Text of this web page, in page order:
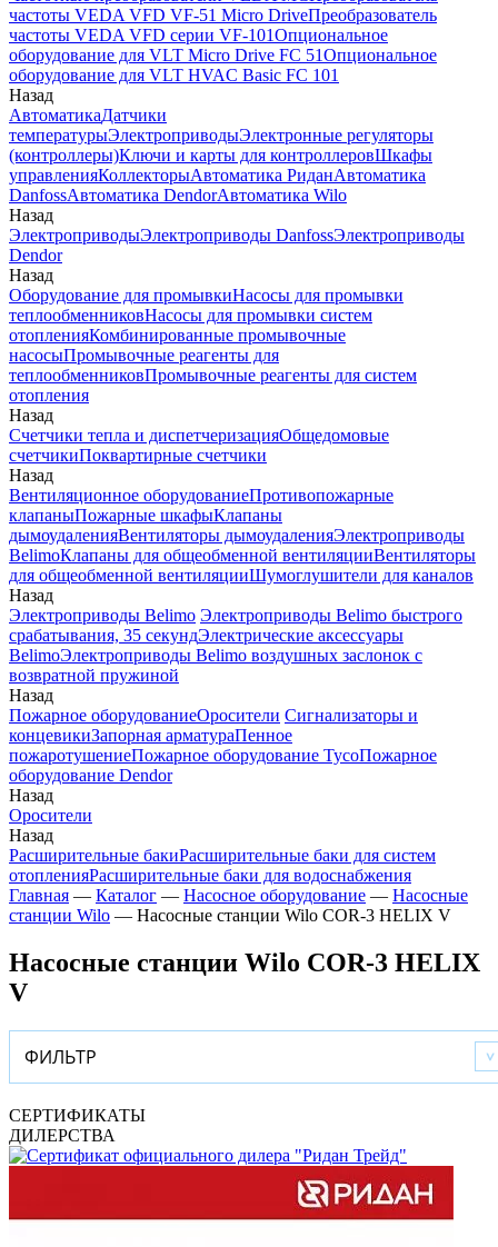
частоты VEDA VFD VF-51 Micro DriveПреобразователь
частоты VEDA VFD серии VF-101Опциональное
оборудование для VLT Micro Drive FC 51Опциональное
оборудование для VLT HVAC Basic FC 101
Назад
АвтоматикаДатчики
температурыЭлектроприводыЭлектронные регуляторы
(контроллеры)Ключи и карты для контроллеровШкафы
управленияКоллекторыАвтоматика РиданАвтоматика
DanfossАвтоматика DendorАвтоматика Wilo
Назад
ЭлектроприводыЭлектроприводы DanfossЭлектроприводы
Dendor
Назад
Оборудование для промывкиНасосы для промывки
теплообменниковНасосы для промывки систем
отопленияКомбинированные промывочные
насосыПромывочные реагенты для
теплообменниковПромывочные реагенты для систем
отопления
Назад
Счетчики тепла и диспетчеризацияОбщедомовые
счетчикиПоквартирные счетчики
Назад
Вентиляционное оборудованиеПротивопожарные
клапаныПожарные шкафыКлапаны
дымоудаленияВентиляторы дымоудаленияЭлектроприводы
BelimoКлапаны для общеобменной вентиляцииВентиляторы
для общеобменной вентиляцииШумоглушители для каналов
Назад
Электроприводы Belimo Электроприводы Belimo быстрого
срабатывания, 35 секундЭлектрические аксессуары
BelimoЭлектроприводы Belimo воздушных заслонок c
возвратной пружиной
Назад
Пожарное оборудованиеОросители Сигнализаторы и
концевикиЗапорная арматураПенное
пожаротушениеПожарное оборудование TycoПожарное
оборудование Dendor
Назад
Оросители
Назад
Расширительные бакиРасширительные баки для систем
отопленияРасширительные баки для водоснабжения
Главная — Каталог — Насосное оборудование — Насосные
станции Wilo — Насосные станции Wilo COR-3 HELIX V
Насосные станции Wilo COR-3 HELIX
V
ФИЛЬТР
СЕРТИФИКАТЫ
ДИЛЕРСТВА